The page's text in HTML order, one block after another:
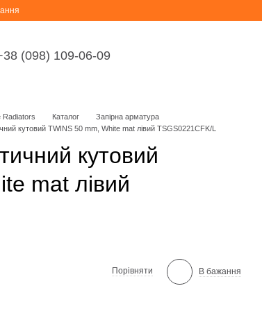
(098) 109-06-09
Radiators Каталог
Запірна арматура
кутовий TWINS 50 mm, White mat лівий TSGS0221CFK/L
кутовий
mat лівий
Порівняти В бажання